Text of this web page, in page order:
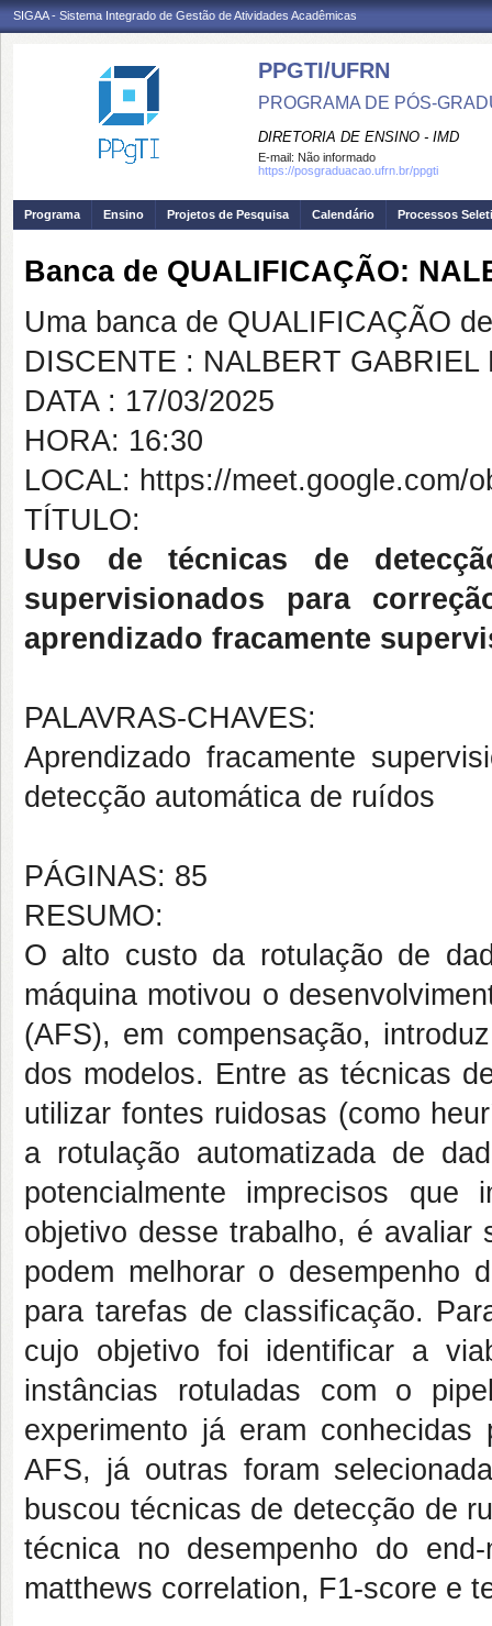
SIGAA - Sistema Integrado de Gestão de Atividades Acadêmicas
PPGTI/UFRN
PROGRAMA DE PÓS-
DIRETORIA DE ENSINO - IMD
E-mail: Não informado
https://posgraduacao.ufrn.br/ppgti
Programa Ensino Projetos de Pesquisa Calendário Processos
Banca de QUALIFICAÇÃO:
Uma banca de QUALIFICAÇÃO
DISCENTE : NALBERT GABRIEL
DATA : 17/03/2025
HORA: 16:30
LOCAL: https://meet.google.com/
TÍTULO:
Uso de técnicas de
supervisionados para
aprendizado fracamente
PALAVRAS-CHAVES:
Aprendizado fracamente
detecção automática de ruídos
PÁGINAS: 85
RESUMO:
O alto custo da rotulação de
máquina motivou o
(AFS), em compensação,
dos modelos. Entre as técnicas
utilizar fontes ruidosas (como
a rotulação automatizada de
potencialmente imprecisos que
objetivo desse trabalho, é avaliar
podem melhorar o desempenho
para tarefas de classificação.
cujo objetivo foi identificar a
instâncias rotuladas com o
experimento já eram
AFS, já outras foram
buscou técnicas de detecção de
técnica no desempenho do
matthews correlation, F1-score e